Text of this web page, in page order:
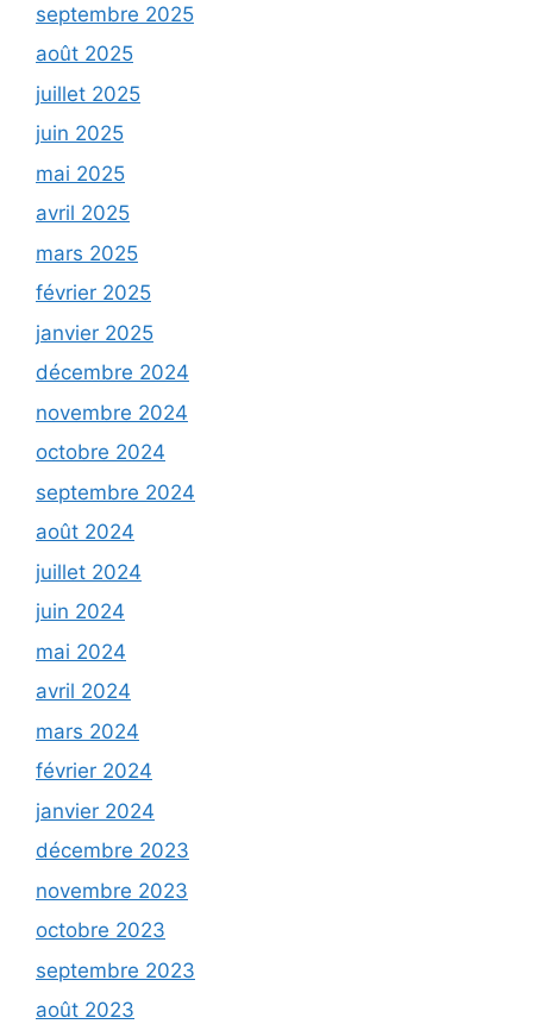
septembre 2025
août 2025
juillet 2025
juin 2025
mai 2025
avril 2025
mars 2025
février 2025
janvier 2025
décembre 2024
novembre 2024
octobre 2024
septembre 2024
août 2024
juillet 2024
juin 2024
mai 2024
avril 2024
mars 2024
février 2024
janvier 2024
décembre 2023
novembre 2023
octobre 2023
septembre 2023
août 2023